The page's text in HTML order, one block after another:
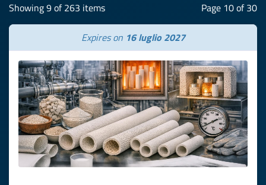
Showing 9 of 263 items Page 10 of 30
Expires on 16 luglio 2027